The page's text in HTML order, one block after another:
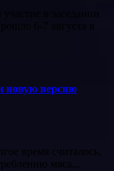
6-7 августа в
новую версию
мяса...